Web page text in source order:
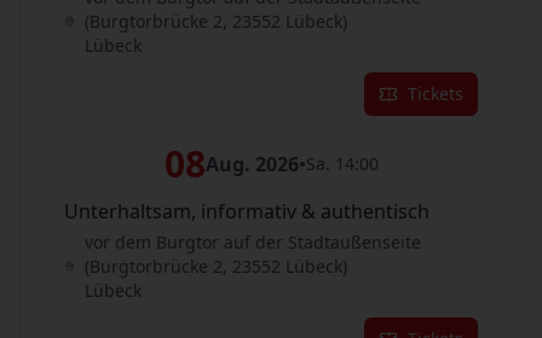
(Burgtorbrücke 2, 23552 Lübeck)
Lübeck
Tickets
08Aug. 2026•Sa. 14:00
Unterhaltsam, informativ & authentisch
vor dem Burgtor auf der Stadtaußenseite
(Burgtorbrücke 2, 23552 Lübeck)
Lübeck